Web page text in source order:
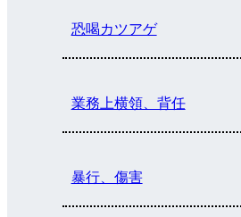
恐喝カツアゲ
業務上横領、背任
暴行、傷害